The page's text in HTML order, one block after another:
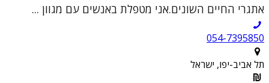
אתגרי החיים השונים.אני מטפלת באנשים עם מגוון ...
054-7395850
תל אביב-יפו, ישראל